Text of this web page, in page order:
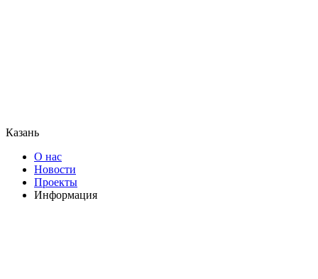
Казань
О нас
Новости
Проекты
Информация